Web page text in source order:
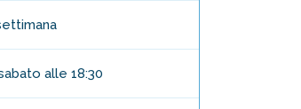
alle 18:30